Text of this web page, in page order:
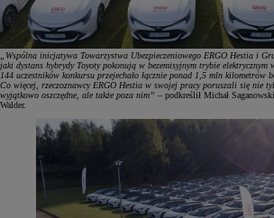
„Wspólna inicjatywa Towarzystwa Ubezpieczeniowego ERGO Hestia i
jaki dystans hybrydy Toyoty pokonują w bezemisyjnym trybie elektrycznym
144 uczestników konkursu przejechało łącznie ponad 1,5 mln kilometrów
Co więcej, rzeczoznawcy ERGO Hestia w swojej pracy poruszali się nie
wyjątkowo oszczędne, ale także poza nim” – podkreślił Michał
Walder.